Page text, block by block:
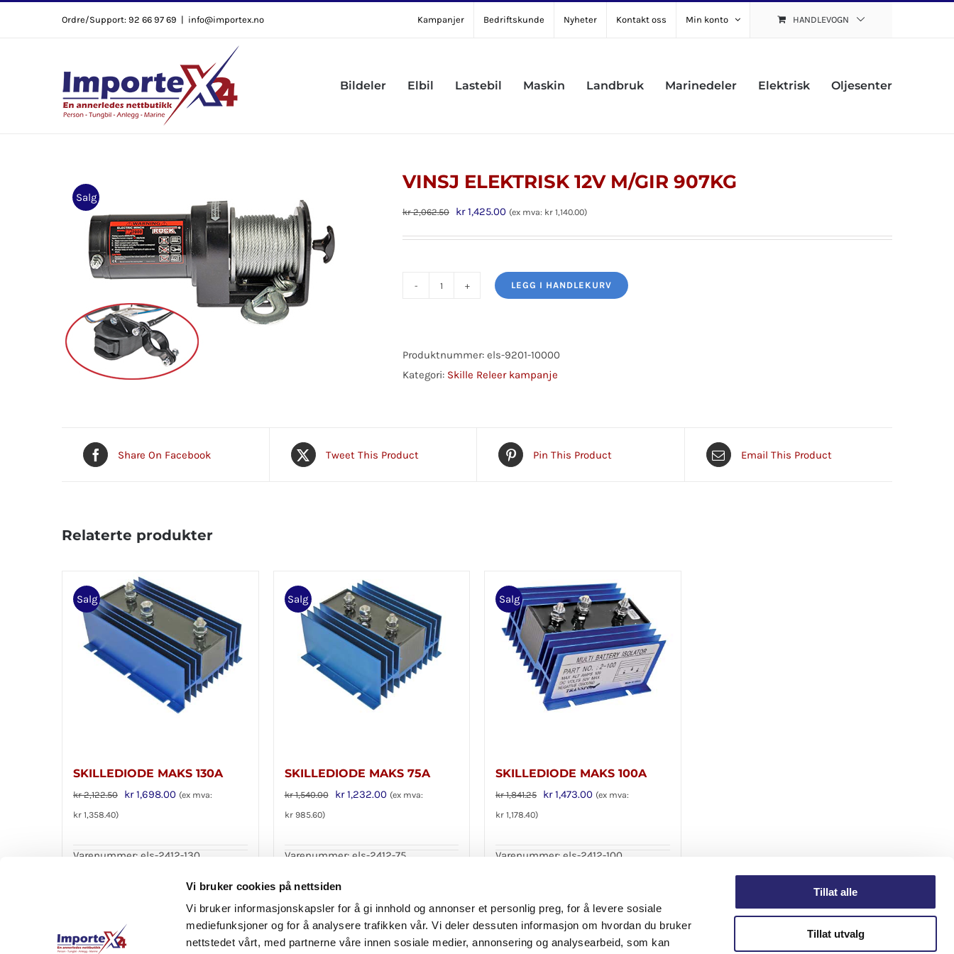
Vi bruker cookies på nettsiden
Vi bruker informasjonskapsler for å gi innhold og annonser et personlig preg, for å levere sosiale
mediefunksjoner og for å analysere trafikken vår. Vi deler dessuten informasjon om hvordan du bruker
nettstedet vårt, med partnerne våre innen sosiale medier, annonsering og analysearbeid, som kan
Tillat alle
Tillat utvalg
Ordre/Support: 92 66 97 69 | info@importex.no Kampanjer Bedriftskunde Nyheter Kontakt oss Min konto HANDLEVOGN
Bildeler Elbil Lastebil Maskin Landbruk Marinedeler Elektrisk Oljesenter
Salg
VINSJ ELEKTRISK 12V M/GIR 907KG
kr2,062.50
Opprinnelig
kr 2,062.50.
kr1,425.00Nåværende
kr 1,425.00.
(ex mva: kr 1,140.00)
M/GIR
907KG
LEGG I HANDLEKURV
Produktnummer: els-9201-10000
Kategori: Skille Releer kampanje
Share On Facebook Tweet This Product Pin This Product Email This Product
Relaterte produkter
Salg
SKILLEDIODE MAKS 130A
kr2,122.50
Opprinnelig
kr 2,122.50.
kr1,698.00Nåværende
kr 1,698.00.
(ex mva:
kr 1,358.40)
Varenummer: els-2412-130
Detaljer
Salg
SKILLEDIODE MAKS 75A
kr1,540.00
Opprinnelig
kr 1,540.00.
kr1,232.00Nåværende
kr 1,232.00.
(ex mva:
kr985.60)
Varenummer: els-2412-75
Salg
SKILLEDIODE MAKS 100A
kr1,841.25
Opprinnelig
kr 1,841.25.
kr1,473.00Nåværende
kr 1,473.00.
(ex mva:
kr 1,178.40)
Varenummer: els-2412-100